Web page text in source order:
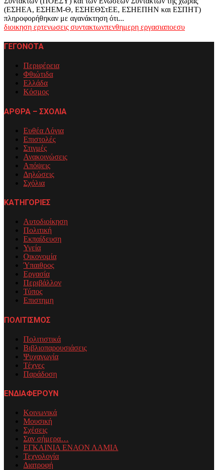
(ΕΣΗΕΑ, ΕΣΗΕΜ-Θ, ΕΣΗΕΘΣτΕΕ, ΕΣΗΕΠΗΝ και ΕΣΠΗΤ)
πληροφορήθηκαν με αγανάκτηση ότι...
διοικηση ερτενωσεις συντακτωνπενθημερη εργασιαποεσυ
ΓΕΓΟΝΟΤΑ
Περιφέρεια
Φθιώτιδα
Ελλάδα
Κόσμος
ΑΡΘΡΑ – ΣΧΟΛΙΑ
Ευθέα Λόγια
Επιστολές
Στιγμές
Ανακοινώσεις
Απόψεις
Δηλώσεις
Σχόλια
ΚΑΤΗΓΟΡΙΕΣ
Αυτοδιοίκηση
Πολιτική
Εκπαίδευση
Υγεία
Οικονομία
Ύπαιθρος
Εργασία
Περιβάλλον
Τύπος
Επιστημη
ΠΟΛΙΤΙΣΜΟΣ
Πολιτιστικά
Βιβλιοπαρουσιάσεις
Ψυχαγωγία
Τέχνες
Παράδοση
ΕΝΔΙΑΦΕΡΟΥΝ
Κοινωνικά
Μουσική
Σχέσεις
Σαν σήμερα…
ΕΓΚΑΙΝΙΑ ΕΝΑΟΝ ΛΑΜΙΑ
Τεχνολογία
Διατροφή